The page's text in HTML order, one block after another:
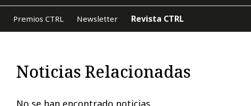
Premios CTRL Newsletter Revista CTRL
Noticias Relacionadas
No se han encontrado noticias